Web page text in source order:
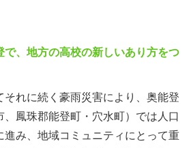
で、地方の高校の新しいあり方をつ
それに続く豪雨災害により、奥能登
鳳珠郡能登町・穴水町）では人口
進み、地域コミュニティにとって重